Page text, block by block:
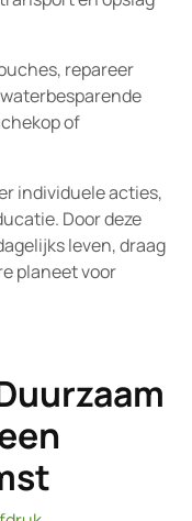
repareer
of
individuele acties,
Door deze
leven, draag
planeet voor